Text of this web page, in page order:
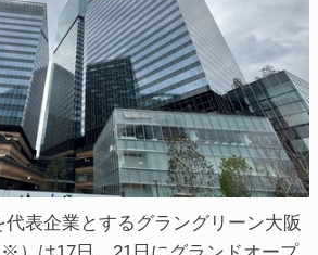
表企業とするグラングリーン大阪